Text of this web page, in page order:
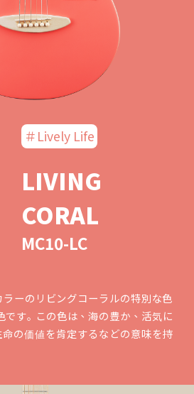
＃Lively Life
LIVING
CORAL
MC10-LC
ーのリビングコーラルの特別な色
です｡ この色は、海の豊か、活気に
の価値を肯定するなどの意味を持